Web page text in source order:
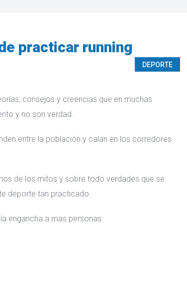
practicar running
DEPORTE
consejos y creencias que en muchas
y no son verdad.
entre la población y calan en los corredores
de los mitos y sobre todo verdades que se
deporte tan practicado.
engancha a mas personas.